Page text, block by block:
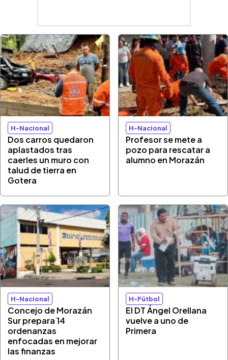
H-Nacional
Dos carros quedaron
aplastados tras
caerles un muro con
talud de tierra en
Gotera
H-Nacional
Profesor se mete a
pozo para rescatar a
alumno en Morazán
H-Nacional
Concejo de Morazán
Sur prepara 14
ordenanzas
enfocadas en mejorar
las finanzas
H-Fútbol
El DT Ángel Orellana
vuelve a uno de
Primera